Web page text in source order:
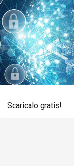
Scaricalo gratis!